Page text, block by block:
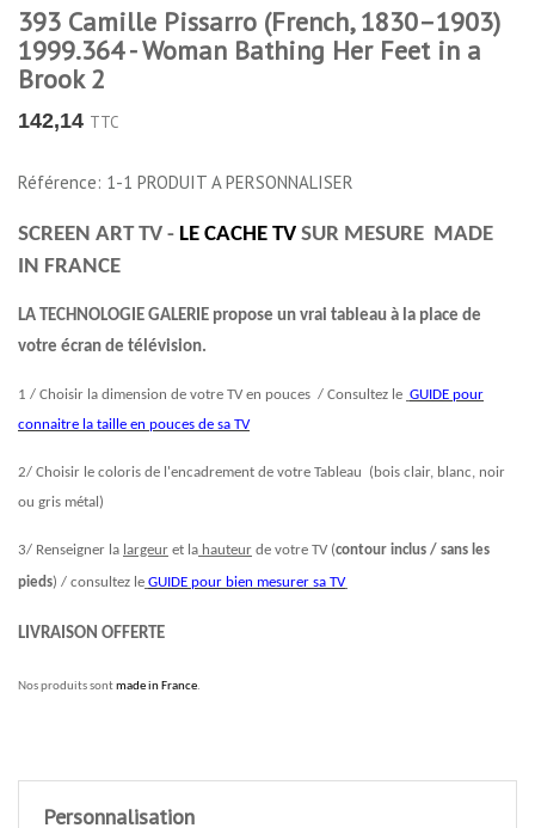
393 Camille Pissarro (French, 1830–1903)
1999.364 - Woman Bathing Her Feet in a
Brook 2
142,14 TTC
Référence: 1-1 PRODUIT A PERSONNALISER
SCREEN ART TV - LE CACHE TV SUR MESURE MADE
IN FRANCE
LA TECHNOLOGIE GALERIE propose un vrai tableau à la place de
votre écran de télévision.
1 / Choisir la dimension de votre TV en pouces / Consultez le GUIDE pour
connaitre la taille en pouces de sa TV
2/ Choisir le coloris de l'encadrement de votre Tableau (bois clair, blanc, noir
ou gris métal)
3/ Renseigner la largeur et la hauteur de votre TV (contour inclus / sans les
pieds) / consultez le GUIDE pour bien mesurer sa TV
LIVRAISON OFFERTE
Nos produits sontmade in France.
Personnalisation